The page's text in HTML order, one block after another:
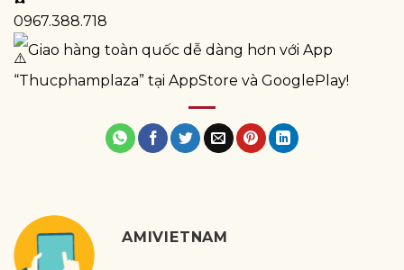
0967.388.718
Giao hàng toàn quốc dễ dàng hơn với App
“Thucphamplaza” tại AppStore và GooglePlay!
AMIVIETNAM